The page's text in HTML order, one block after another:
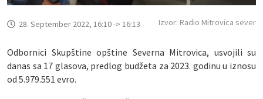
28. September 2022, 16:10 -> 16:13 Izvor: Radio Mitrovica sever
Odbornici Skupštine opštine Severna Mitrovica, usvojili su
danas sa 17 glasova, predlog budžeta za 2023. godinu u iznosu
od 5.979.551 evro.